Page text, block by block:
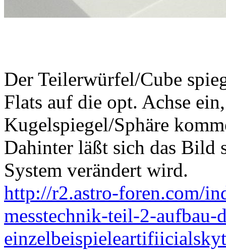
Der Teilerwürfel/Cube
Flats auf die opt. Achse
Kugelspiegel/Sphäre
Dahinter läßt sich das Bild
System verändert wird.
http://r2.astro-foren.com/
messtechnik-teil-2-